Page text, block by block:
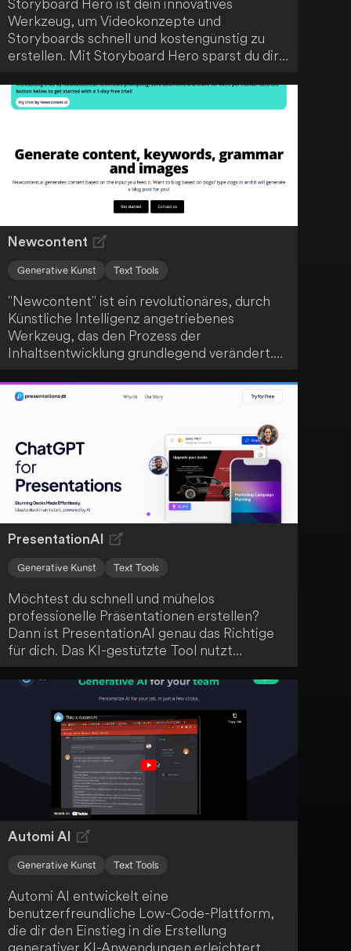
Werkzeug, um Videokonzepte und
Storyboards schnell und kostengünstig zu
erstellen. Mit Storyboard Hero sparst du dir
mit der Erstellung von Storyboards
verbunden sind. Durch den Einsatz
unterstützt dich dabei, deine Videoideen
effizient umzusetzen.
Newcontent
Generative Kunst Text Tools
"Newcontent" ist ein revolutionäres, durch
Künstliche Intelligenz angetriebenes
Werkzeug, das den Prozess der
Inhaltsentwicklung grundlegend verändert.
es hochwertige Inhalte, Schlüsselwörter,
Grammatikvorschläge und sogar Bilder
einen echten Durchbruch in der Content-
Erstellung dar.
PresentationAI
Generative Kunst Text Tools
Möchtest du schnell und mühelos
professionelle Präsentationen erstellen?
Dann ist PresentationAI genau das Richtige
für dich. Das KI-gestützte Tool nutzt
ChatGPT, um ganze Präsentationen aus
deinen Eingabeaufforderungen oder Fragen
zu generieren und automatisch
personalisierte Designs zu erstellen. Dank
der intuitiven Benutzeroberfläche, Echtzeit-
Zusammenarbeit und reaktionsschnellen
Designs für verschiedene Geräte und
Bildschirmgrößen ist PresentationAI eine
echte Erleichterung.
Automi AI
Generative Kunst Text Tools
Automi AI entwickelt eine
benutzerfreundliche Low-Code-Plattform,
die dir den Einstieg in die Erstellung
generativer KI-Anwendungen erleichtert.